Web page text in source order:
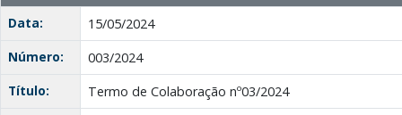
Data:
15/05/2024
Número:
003/2024
Título:
Termo de Colaboração nº03/2024